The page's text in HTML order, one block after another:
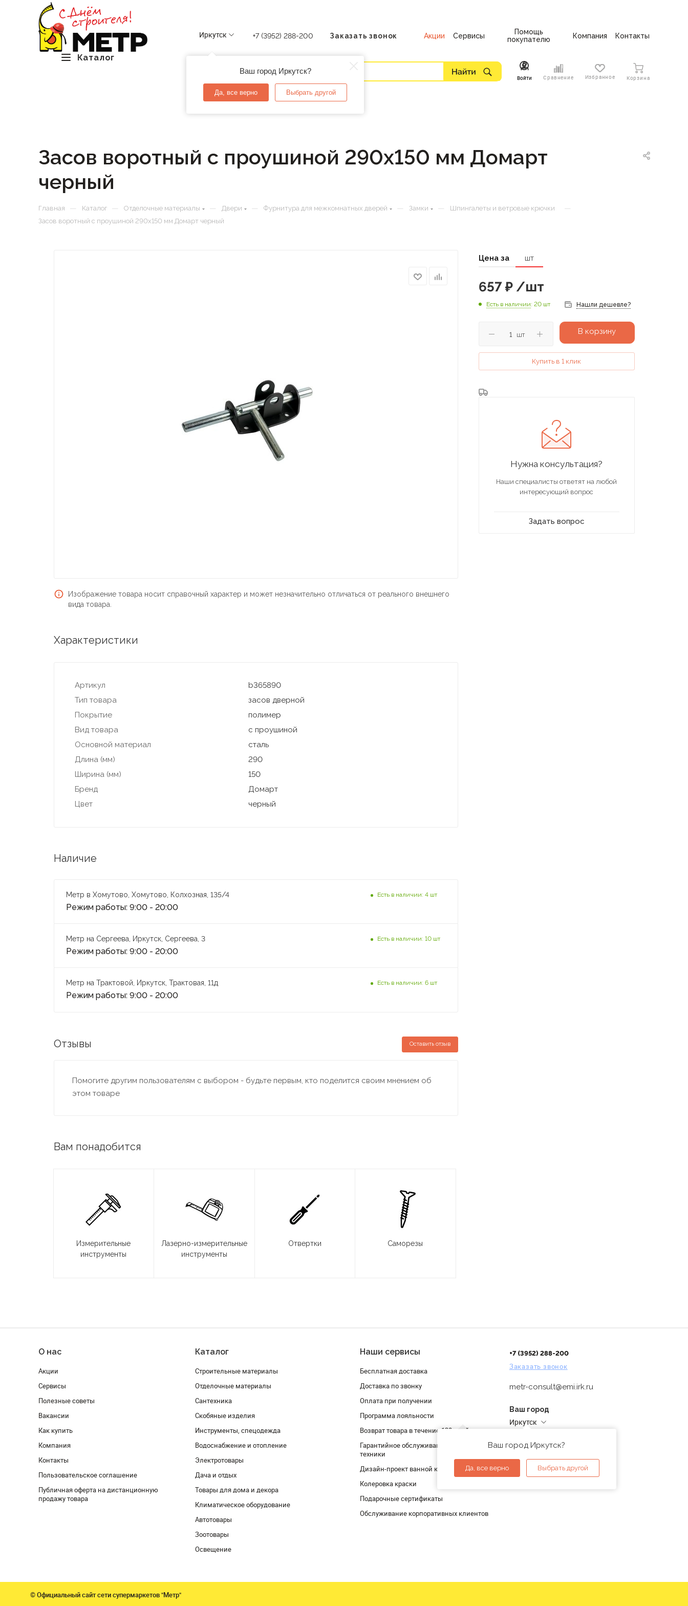
Каталог
Иркутск
Ваш город Иркутск?
Да, все верно Выбрать другой
+7 (3952) 288-200 Заказать звонок Акции Сервисы
Помощь
покупателю
Компания Контакты
Войти Сравнение Избранное Корзина
Засов воротный с проушиной 290х150 мм Домарт
черный
Главная — Каталог — Отделочные материалы — Двери — Фурнитура для межкомнатных дверей — Замки — Шпингалеты и ветровые крючки —
Засов воротный с проушиной 290х150 мм Домарт черный
Изображение товара носит справочный характер и может незначительно отличаться от реального внешнего
вида товара.
Характеристики
Артикул
b365890
Тип товара
засов дверной
Покрытие
полимер
Вид товара
с проушиной
Основной материал
сталь
Длина (мм)
290
Ширина (мм)
150
Бренд
Домарт
Цвет
черный
Наличие
Метр в Хомутово, Хомутово, Колхозная, 135/4
Режим работы: 9:00 - 20:00
Есть в наличии: 4 шт
Метр на Сергеева, Иркутск, Сергеева, 3
Режим работы: 9:00 - 20:00
Есть в наличии: 10 шт
Метр на Трактовой, Иркутск, Трактовая, 11д
Режим работы: 9:00 - 20:00
Есть в наличии: 6 шт
Отзывы Оставить отзыв
Помогите другим пользователям с выбором - будьте первым, кто поделится своим мнением об
этом товаре
Вам понадобится
Измерительные
инструменты
Лазерно-измерительные
инструменты
Отвертки Саморезы
Цена за шт
657₽/шт
Есть в наличии: 20 шт Нашли дешевле?
шт В корзину
Купить в 1 клик
Нужна консультация?
Наши специалисты ответят на любой
интересующий вопрос
Задать вопрос
О нас
Акции
Сервисы
Полезные советы
Вакансии
Как купить
Компания
Контакты
Пользовательское соглашение
Публичная оферта на дистанционную
продажу товара
Каталог
Строительные материалы
Отделочные материалы
Сантехника
Скобяные изделия
Инструменты, спецодежда
Водоснабжение и отопление
Электротовары
Дача и отдых
Товары для дома и декора
Климатическое оборудование
Автотовары
Зоотовары
Освещение
Наши сервисы
Бесплатная доставка
Доставка по звонку
Оплата при получении
Программа лояльности
Возврат товара в течение 120 дней
Гарантийное обслуживание и проверка
техники
Дизайн-проект ванной комнаты
Колеровка краски
Подарочные сертификаты
Обслуживание корпоративных клиентов
+7 (3952) 288-200
Заказать звонок
metr-consult@emi.irk.ru
Ваш город
Иркутск
Ваш город Иркутск?
Да, все верно Выбрать другой
© Официальный сайт сети супермаркетов "Метр"